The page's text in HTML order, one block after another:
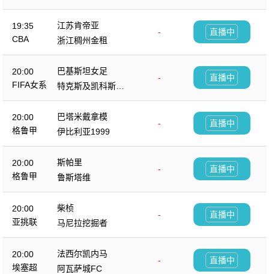
19:35
CBA
江苏肯帝亚
-
浙江稠州金租
直播中
20:00
FIFA女系
列赛
巴基斯坦女足
-
特克斯及凯科斯群
岛女足
直播中
20:00
格鲁甲
巴塔米戴拿模
-
伊比利亚1999
直播中
20:00
格鲁甲
斯帕里
-
鲁斯塔维
直播中
20:00
亚挑联
柴桢
-
马尼拉挖掘者
直播中
20:00
埃塞超
法西尔凯内马
-
阿瓦萨城FC
直播中